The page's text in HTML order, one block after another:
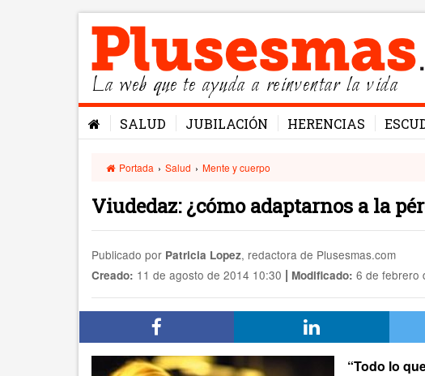
La web que te ayuda a reinventar la vida
SALUD JUBILACIÓN HERENCIAS
Portada › Salud › Mente y cuerpo
Viudedaz: ¿cómo adaptarnos a la
Publicado por Patricia Lopez, redactora de Plusesmas.com
Creado: 11 de agosto de 2014 10:30 | Modificado: 6 de febrero
“Todo lo